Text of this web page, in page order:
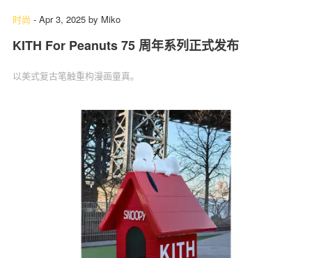
时尚 - Apr 3, 2025 by Miko
KITH For Peanuts 75 周年系列正式发布
以美式复古笔触重构漫画童真。